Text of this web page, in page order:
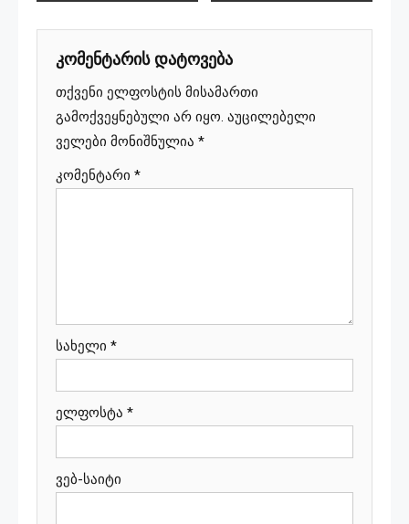
ნავიგაცია
კომენტარის დატოვება
თქვენი ელფოსტის მისამართი
გამოქვეყნებული არ იყო. აუცილებელი
ველები მონიშნულია *
კომენტარი *
სახელი *
ელფოსტა *
ვებ-საიტი